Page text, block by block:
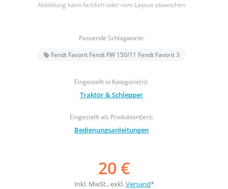
Abbildung kann farblich oder vom Layout abweichen
Passende Schlagworte:
Fendt Favorit Fendt FW 150/11 Fendt Favorit 3
Eingestellt in Kategorie(n):
Traktor & Schlepper
Eingestellt als Produktart(en):
Bedienungsanleitungen
20 €
Inkl. MwSt., exkl.Versand*